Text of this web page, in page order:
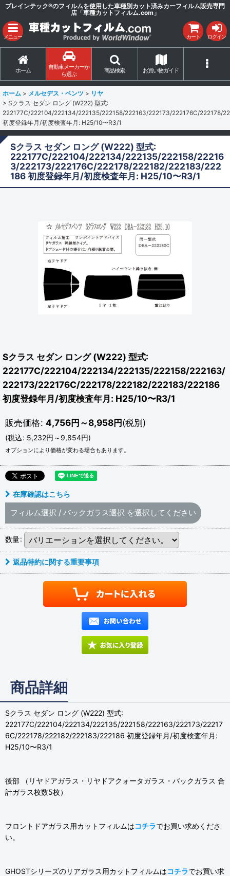
ブレインテック®のフィルムを使用した車種別カット済みカーフィルム販売専門
店「車種カットフィルム.com」
メニュー カート ログイン
ホーム
自動車メーカーか
ら選ぶ
商品検索 お買い物ガイド
ホーム > メルセデス・ベンツ > リヤ
> Sクラス セダン ロング (W222) 型式:
222177C/222104/222134/222135/222158/222163/222173/222176C/222178/
初度登録年月/初度検査年月: H25/10〜R3/1
Sクラス セダン ロング (W222) 型式:
222177C/222104/222134/222135/222158/22216
3/222173/222176C/222178/222182/222183/222
186 初度登録年月/初度検査年月: H25/10〜R3/1
Sクラス セダン ロング (W222) 型式:
222177C/222104/222134/222135/222158/222163/
222173/222176C/222178/222182/222183/222186
初度登録年月/初度検査年月: H25/10〜R3/1
販売価格: 4,756円～8,958円(税別)
(税込: 5,232円 ～9,854円)
オプションにより価格が変わる場合もあります。
在庫確認はこちら
フィルム選択 / バックガラス選択 を選択してください
数量:
返品特約に関する重要事項
商品詳細
Sクラス セダン ロング (W222) 型式:
222177C/222104/222134/222135/222158/222163/222173/22217
6C/222178/222182/222183/222186 初度登録年月/初度検査年月:
H25/10〜R3/1
後部 （リヤドアガラス・リヤドアクォータガラス・バックガラス 合
計ガラス枚数5枚）
フロントドアガラス用カットフィルムはコチラでお買い求めくださ
い。
GHOSTシリーズのリアガラス用カットフィルムはコチラでお買い求